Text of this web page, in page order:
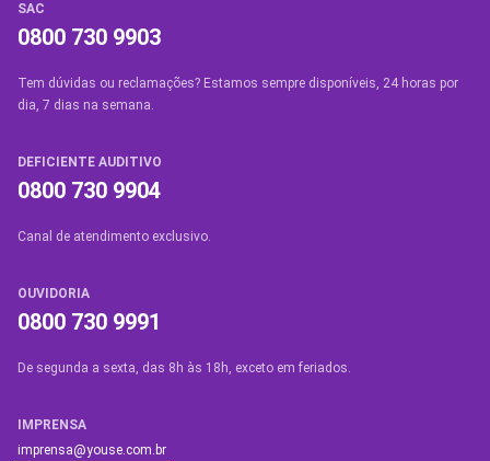
SAC
0800 730 9903
Tem dúvidas ou reclamações? Estamos sempre disponíveis, 24 horas por
dia, 7 dias na semana.
DEFICIENTE AUDITIVO
0800 730 9904
Canal de atendimento exclusivo.
OUVIDORIA
0800 730 9991
De segunda a sexta, das 8h às 18h, exceto em feriados.
IMPRENSA
imprensa@youse.com.br